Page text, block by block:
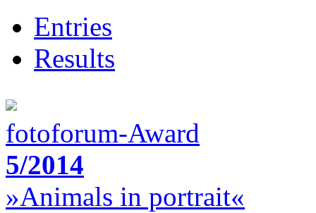
Entries
Results
fotoforum-Award
5/2014
»Animals in portrait«